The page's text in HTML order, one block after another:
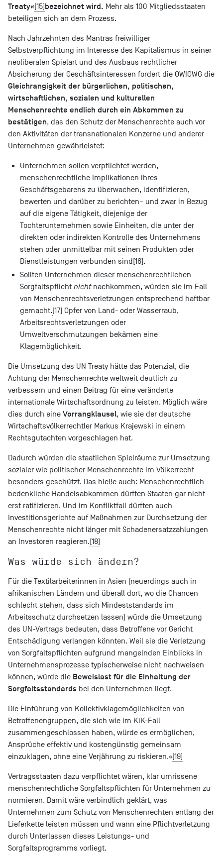
Treaty«[15]bezeichnet wird. Mehr als 100 Mitgliedsstaaten
beteiligen sich an dem Prozess.
Nach Jahrzehnten des Mantras freiwilliger
Selbstverpflichtung im Interesse des Kapitalismus in seiner
neoliberalen Spielart und des Ausbaus rechtlicher
Absicherung der Geschäftsinteressen fordert die OWIGWG die
Gleichrangigkeit der bürgerlichen, politischen,
wirtschaftlichen, sozialen und kulturellen
Menschenrechte endlich durch ein Abkommen zu
bestätigen, das den Schutz der Menschenrechte auch vor
den Aktivitäten der transnationalen Konzerne und anderer
Unternehmen gewährleistet:
Unternehmen sollen verpflichtet werden,
menschenrechtliche Implikationen ihres
Geschäftsgebarens zu überwachen, identifizieren,
bewerten und darüber zu berichten– und zwar in Bezug
auf die eigene Tätigkeit, diejenige der
Tochterunternehmen sowie Einheiten, die unter der
direkten oder indirekten Kontrolle des Unternehmens
stehen oder unmittelbar mit seinen Produkten oder
Dienstleistungen verbunden sind[16].
Sollten Unternehmen dieser menschenrechtlichen
Sorgfaltspflicht nichtnachkommen, würden sie im Fall
von Menschenrechtsverletzungen entsprechend haftbar
gemacht.[17] Opfer von Land- oder Wasserraub,
Arbeitsrechtsverletzungen oder
Umweltverschmutzungen bekämen eine
Klagemöglichkeit.
Die Umsetzung des UN Treaty hätte das Potenzial, die
Achtung der Menschenrechte weltweit deutlich zu
verbessern und einen Beitrag für eine veränderte
internationale Wirtschaftsordnung zu leisten. Möglich wäre
dies durch eine Vorrangklausel, wie sie der deutsche
Wirtschaftsvölkerrechtler Markus Krajewski in einem
Rechtsgutachten vorgeschlagen hat.
Dadurch würden die staatlichen Spielräume zur Umsetzung
sozialer wie politischer Menschenrechte im Völkerrecht
besonders geschützt. Das hieße auch: Menschenrechtlich
bedenkliche Handelsabkommen dürften Staaten gar nicht
erst ratifizieren. Und im Konfliktfall dürften auch
Investitionsgerichte auf Maßnahmen zur Durchsetzung der
Menschenrechte nicht länger mit Schadenersatzzahlungen
an Investoren reagieren.[18]
Was würde sich ändern?
Für die Textilarbeiterinnen in Asien (neuerdings auch in
afrikanischen Ländern und überall dort, wo die Chancen
schlecht stehen, dass sich Mindeststandards im
Arbeitsschutz durchsetzen lassen) würde die Umsetzung
des UN-Vertrags bedeuten, dass Betroffene vor Gericht
Entschädigung verlangen könnten. Weil sie die Verletzung
von Sorgfaltspflichten aufgrund mangelnden Einblicks in
Unternehmensprozesse typischerweise nicht nachweisen
können, würde die Beweislast für die Einhaltung der
Sorgfaltsstandards bei den Unternehmen liegt.
Die Einführung von Kollektivklagemöglichkeiten von
Betroffenengruppen, die sich wie im KiK-Fall
zusammengeschlossen haben, würde es ermöglichen,
Ansprüche effektiv und kostengünstig gemeinsam
einzuklagen, ohne eine Verjährung zu riskieren.«[19]
Vertragsstaaten dazu verpflichtet wären, klar umrissene
menschenrechtliche Sorgfaltspflichten für Unternehmen zu
normieren. Damit wäre verbindlich geklärt, was
Unternehmen zum Schutz von Menschenrechten entlang der
Lieferkette leisten müssen und wann eine Pflichtverletzung
durch Unterlassen dieses Leistungs- und
Sorgfaltsprogramms vorliegt.